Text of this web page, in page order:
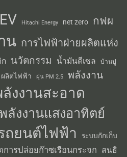
EV Hitachi Energy net zero กฟผ
น การไฟฟ้าฝ่ายผลิตแห่ง
นวัตกรรม น้ำมันดีเซล บ้านปู
ผลิตไฟฟ้า ฝุ่น PM 2.5 พลังงาน
งงานสะอาด
ลังงานแสงอาทิตย์
ถยนต์ไฟฟ้า
ระบบกักเก็บ
การปล่อยก๊าซเรือนกระจก สนธิ